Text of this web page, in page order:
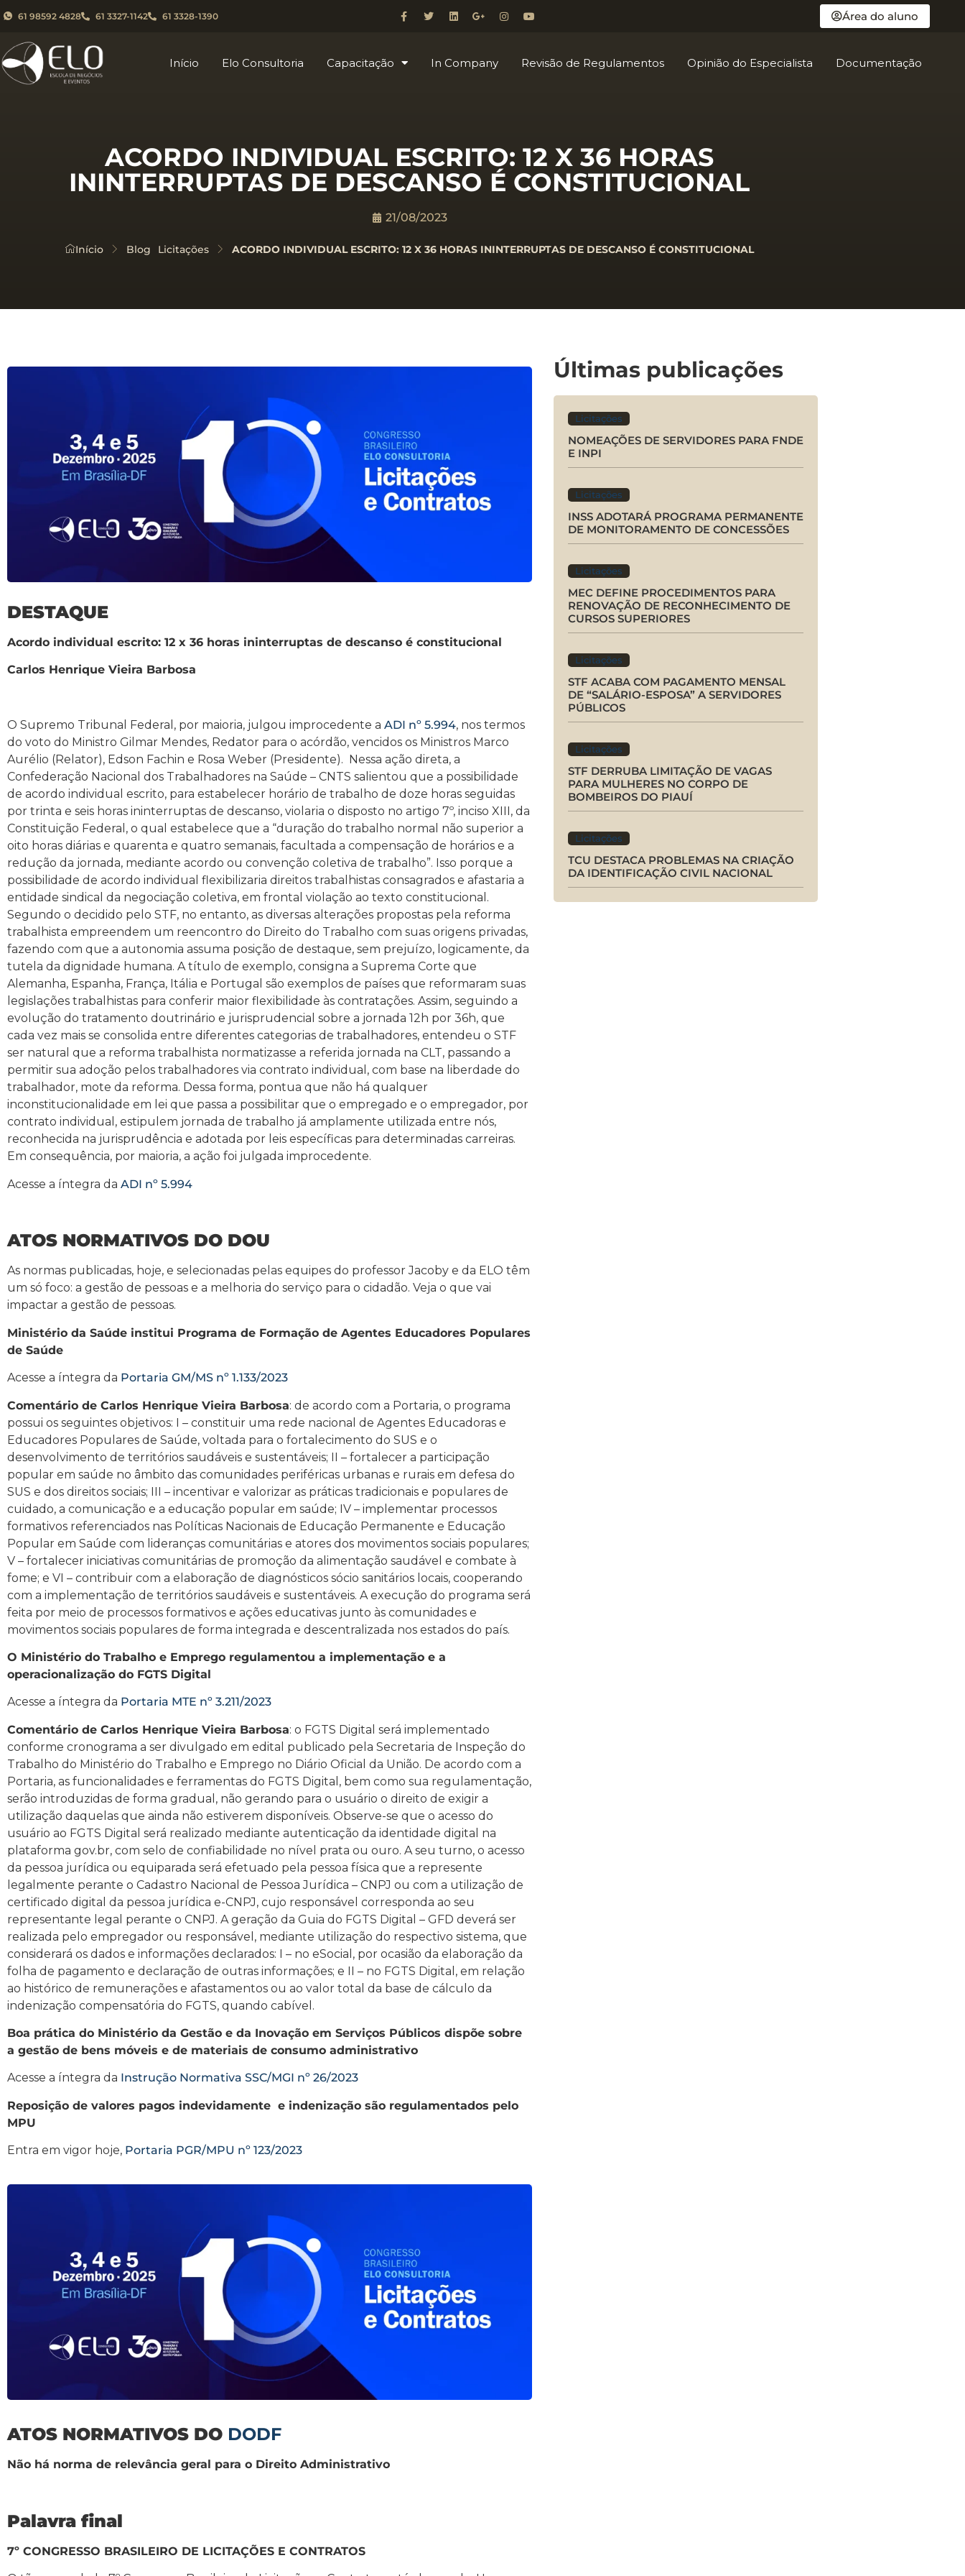
61 98592 4828 61 3327-1142 61 3328-1390 Área do aluno
Início Elo Consultoria Capacitação In Company Revisão de Regulamentos Opinião do Especialista Documentação
ACORDO INDIVIDUAL ESCRITO: 12 X 36 HORAS
ININTERRUPTAS DE DESCANSO É CONSTITUCIONAL
21/08/2023
Início Blog Licitações ACORDO INDIVIDUAL ESCRITO: 12 X 36 HORAS ININTERRUPTAS DE DESCANSO É CONSTITUCIONAL
DESTAQUE
Acordo individual escrito: 12 x 36 horas ininterruptas de descanso é constitucional
Carlos Henrique Vieira Barbosa
O Supremo Tribunal Federal, por maioria, julgou improcedente a ADI nº 5.994, nos termos
do voto do Ministro Gilmar Mendes, Redator para o acórdão, vencidos os Ministros Marco
Aurélio (Relator), Edson Fachin e Rosa Weber (Presidente). Nessa ação direta, a
Confederação Nacional dos Trabalhadores na Saúde – CNTS salientou que a possibilidade
de acordo individual escrito, para estabelecer horário de trabalho de doze horas seguidas
por trinta e seis horas ininterruptas de descanso, violaria o disposto no artigo 7º, inciso XIII, da
Constituição Federal, o qual estabelece que a “duração do trabalho normal não superior a
oito horas diárias e quarenta e quatro semanais, facultada a compensação de horários e a
redução da jornada, mediante acordo ou convenção coletiva de trabalho”. Isso porque a
possibilidade de acordo individual flexibilizaria direitos trabalhistas consagrados e afastaria a
entidade sindical da negociação coletiva, em frontal violação ao texto constitucional.
Segundo o decidido pelo STF, no entanto, as diversas alterações propostas pela reforma
trabalhista empreendem um reencontro do Direito do Trabalho com suas origens privadas,
fazendo com que a autonomia assuma posição de destaque, sem prejuízo, logicamente, da
tutela da dignidade humana. A título de exemplo, consigna a Suprema Corte que
Alemanha, Espanha, França, Itália e Portugal são exemplos de países que reformaram suas
legislações trabalhistas para conferir maior flexibilidade às contratações. Assim, seguindo a
evolução do tratamento doutrinário e jurisprudencial sobre a jornada 12h por 36h, que
cada vez mais se consolida entre diferentes categorias de trabalhadores, entendeu o STF
ser natural que a reforma trabalhista normatizasse a referida jornada na CLT, passando a
permitir sua adoção pelos trabalhadores via contrato individual, com base na liberdade do
trabalhador, mote da reforma. Dessa forma, pontua que não há qualquer
inconstitucionalidade em lei que passa a possibilitar que o empregado e o empregador, por
contrato individual, estipulem jornada de trabalho já amplamente utilizada entre nós,
reconhecida na jurisprudência e adotada por leis específicas para determinadas carreiras.
Em consequência, por maioria, a ação foi julgada improcedente.
Acesse a íntegra da ADI nº 5.994
ATOS NORMATIVOS DO DOU
As normas publicadas, hoje, e selecionadas pelas equipes do professor Jacoby e da ELO têm
um só foco: a gestão de pessoas e a melhoria do serviço para o cidadão. Veja o que vai
impactar a gestão de pessoas.
Ministério da Saúde institui Programa de Formação de Agentes Educadores Populares
de Saúde
Acesse a íntegra da Portaria GM/MS nº 1.133/2023
Comentário de Carlos Henrique Vieira Barbosa: de acordo com a Portaria, o programa
possui os seguintes objetivos: I – constituir uma rede nacional de Agentes Educadoras e
Educadores Populares de Saúde, voltada para o fortalecimento do SUS e o
desenvolvimento de territórios saudáveis e sustentáveis; II – fortalecer a participação
popular em saúde no âmbito das comunidades periféricas urbanas e rurais em defesa do
SUS e dos direitos sociais; III – incentivar e valorizar as práticas tradicionais e populares de
cuidado, a comunicação e a educação popular em saúde; IV – implementar processos
formativos referenciados nas Políticas Nacionais de Educação Permanente e Educação
Popular em Saúde com lideranças comunitárias e atores dos movimentos sociais populares;
V – fortalecer iniciativas comunitárias de promoção da alimentação saudável e combate à
fome; e VI – contribuir com a elaboração de diagnósticos sócio sanitários locais, cooperando
com a implementação de territórios saudáveis e sustentáveis. A execução do programa será
feita por meio de processos formativos e ações educativas junto às comunidades e
movimentos sociais populares de forma integrada e descentralizada nos estados do país.
O Ministério do Trabalho e Emprego regulamentou a implementação e a
operacionalização do FGTS Digital
Acesse a íntegra da Portaria MTE nº 3.211/2023
Comentário de Carlos Henrique Vieira Barbosa: o FGTS Digital será implementado
conforme cronograma a ser divulgado em edital publicado pela Secretaria de Inspeção do
Trabalho do Ministério do Trabalho e Emprego no Diário Oficial da União. De acordo com a
Portaria, as funcionalidades e ferramentas do FGTS Digital, bem como sua regulamentação,
serão introduzidas de forma gradual, não gerando para o usuário o direito de exigir a
utilização daquelas que ainda não estiverem disponíveis. Observe-se que o acesso do
usuário ao FGTS Digital será realizado mediante autenticação da identidade digital na
plataforma gov.br, com selo de confiabilidade no nível prata ou ouro. A seu turno, o acesso
da pessoa jurídica ou equiparada será efetuado pela pessoa física que a represente
legalmente perante o Cadastro Nacional de Pessoa Jurídica – CNPJ ou com a utilização de
certificado digital da pessoa jurídica e-CNPJ, cujo responsável corresponda ao seu
representante legal perante o CNPJ. A geração da Guia do FGTS Digital – GFD deverá ser
realizada pelo empregador ou responsável, mediante utilização do respectivo sistema, que
considerará os dados e informações declarados: I – no eSocial, por ocasião da elaboração da
folha de pagamento e declaração de outras informações; e II – no FGTS Digital, em relação
ao histórico de remunerações e afastamentos ou ao valor total da base de cálculo da
indenização compensatória do FGTS, quando cabível.
Boa prática do Ministério da Gestão e da Inovação em Serviços Públicos dispõe sobre
a gestão de bens móveis e de materiais de consumo administrativo
Acesse a íntegra da Instrução Normativa SSC/MGI nº 26/2023
Reposição de valores pagos indevidamente e indenização são regulamentados pelo
MPU
Entra em vigor hoje, Portaria PGR/MPU nº 123/2023
ATOS NORMATIVOS DO DODF
Não há norma de relevância geral para o Direito Administrativo
Palavra final
7º CONGRESSO BRASILEIRO DE LICITAÇÕES E CONTRATOS
Últimas publicações
Licitações
NOMEAÇÕES DE SERVIDORES PARA FNDE
E INPI
Licitações
INSS ADOTARÁ PROGRAMA PERMANENTE
DE MONITORAMENTO DE CONCESSÕES
Licitações
MEC DEFINE PROCEDIMENTOS PARA
RENOVAÇÃO DE RECONHECIMENTO DE
CURSOS SUPERIORES
Licitações
STF ACABA COM PAGAMENTO MENSAL
DE “SALÁRIO-ESPOSA” A SERVIDORES
PÚBLICOS
Licitações
STF DERRUBA LIMITAÇÃO DE VAGAS
PARA MULHERES NO CORPO DE
BOMBEIROS DO PIAUÍ
Licitações
TCU DESTACA PROBLEMAS NA CRIAÇÃO
DA IDENTIFICAÇÃO CIVIL NACIONAL